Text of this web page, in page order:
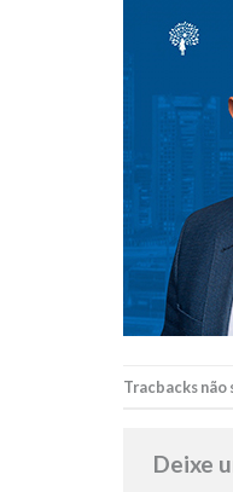
Tracbacks
Deixe